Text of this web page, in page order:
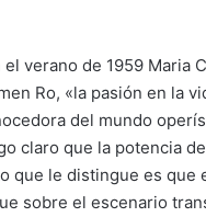
verano de 1959 Maria
Ro, «la pasión en la
del mundo
claro que la potencia
que le distingue es que
sobre el escenario